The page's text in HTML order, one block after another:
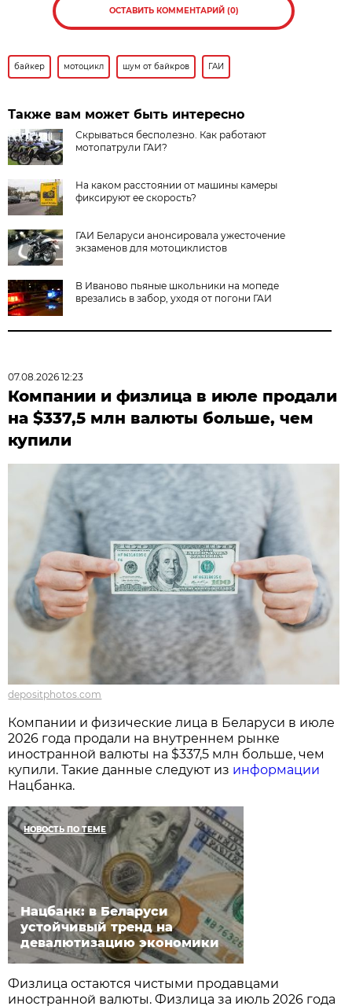
ОСТАВИТЬ КОММЕНТАРИЙ (0)
байкер мотоцикл шум от байкров ГАИ
Также вам может быть интересно
Скрываться бесполезно. Как работают
мотопатрули ГАИ?
На каком расстоянии от машины камеры
фиксируют ее скорость?
ГАИ Беларуси анонсировала ужесточение
экзаменов для мотоциклистов
В Иваново пьяные школьники на мопеде
врезались в забор, уходя от погони ГАИ
07.08.2026 12:23
Компании и физлица в июле продали
на $337,5 млн валюты больше, чем
купили
depositphotos.com
Компании и физические лица в Беларуси в июле
2026 года продали на внутреннем рынке
иностранной валюты на $337,5 млн больше, чем
купили. Такие данные следуют из информации
Нацбанка.
НОВОСТЬ ПО ТЕМЕ
Нацбанк: в Беларуси
устойчивый тренд на
девалютизацию экономики
Физлица остаются чистыми продавцами
иностранной валюты. Физлица за июль 2026 года